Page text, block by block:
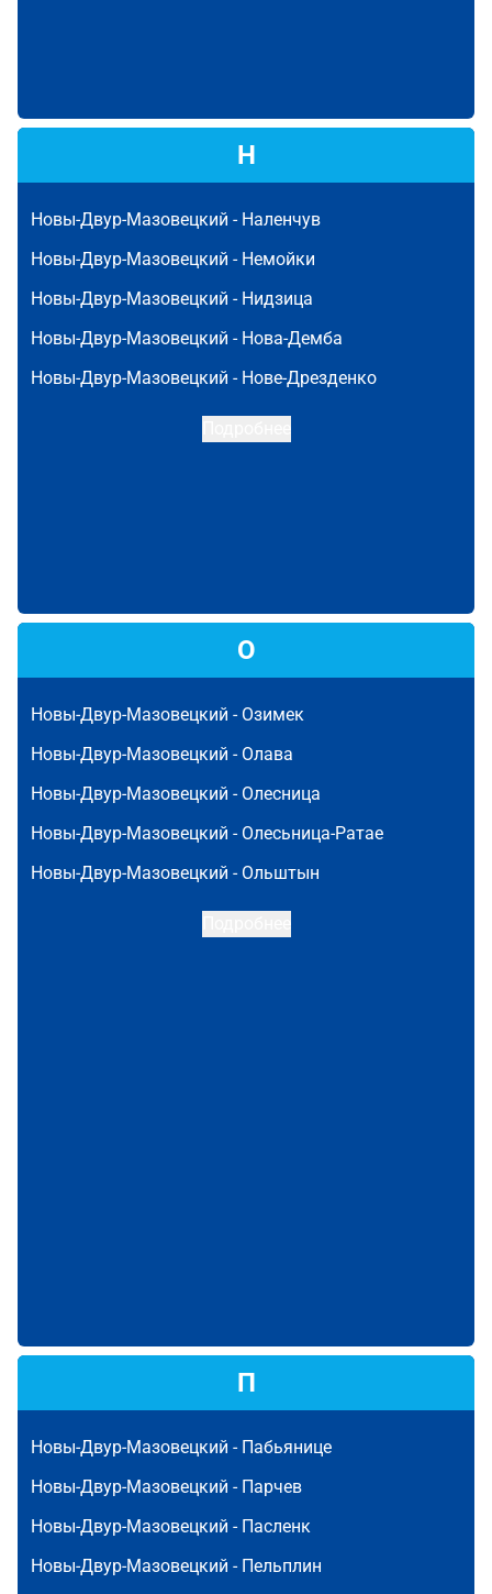
Н
Новы-Двур-Мазовецкий - Наленчув
Новы-Двур-Мазовецкий - Немойки
Новы-Двур-Мазовецкий - Нидзица
Новы-Двур-Мазовецкий - Нова-Демба
Новы-Двур-Мазовецкий - Нове-Дрезденко
О
Новы-Двур-Мазовецкий - Озимек
Новы-Двур-Мазовецкий - Олава
Новы-Двур-Мазовецкий - Олесница
Новы-Двур-Мазовецкий - Олесьница-Ратае
Новы-Двур-Мазовецкий - Ольштын
П
Новы-Двур-Мазовецкий - Пабьянице
Новы-Двур-Мазовецкий - Парчев
Новы-Двур-Мазовецкий - Пасленк
Новы-Двур-Мазовецкий - Пельплин